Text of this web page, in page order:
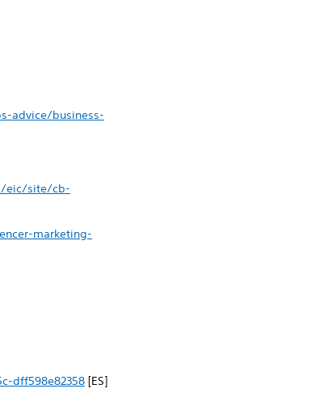
advice/business-
eic/site/cb-
marketing-
dff598e82358 [ES]